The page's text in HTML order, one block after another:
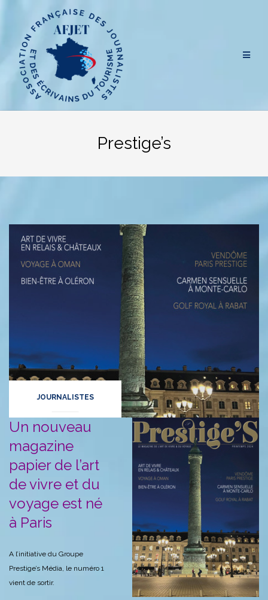
contenu
Prestige’s
JOURNALISTES
Un nouveau
magazine
papierde l’art
de vivre et du
voyage est né
à Paris
A l’initiative du Groupe
Prestige’s Média, le numéro 1
vient de sortir.